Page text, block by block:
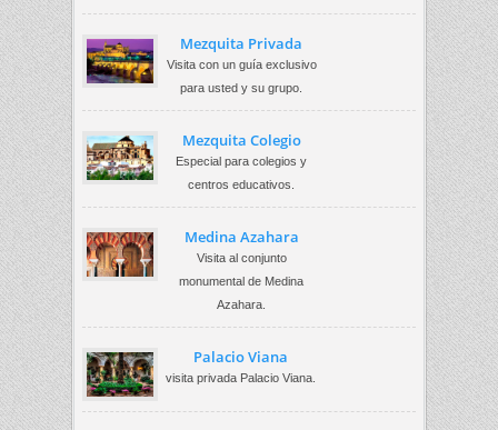
Mezquita Privada
Visita con un guía exclusivo
para usted y su grupo.
Mezquita Colegio
Especial para colegios y
centros educativos.
Medina Azahara
Visita al conjunto
monumental de Medina
Azahara.
Palacio Viana
visita privada Palacio Viana.